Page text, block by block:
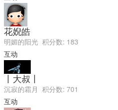
花婗皓
明媚的阳光 积分数: 183
互动
丨大叔丨
沉寂的霜月 积分数: 701
互动